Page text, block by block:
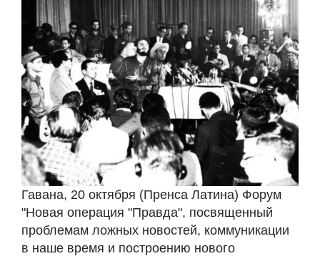
Гавана, 20 октября (Пренса Латина) Форум
"Новая операция "Правда", посвященный
проблемам ложных новостей, коммуникации
в наше время и построению нового